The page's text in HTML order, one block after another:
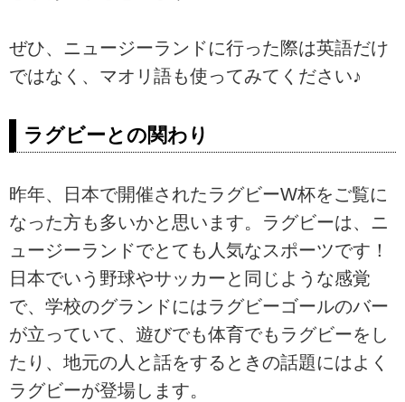
ぜひ、ニュージーランドに行った際は英語だけ
ではなく、マオリ語も使ってみてください♪
ラグビーとの関わり
昨年、日本で開催されたラグビーW杯をご覧に
なった方も多いかと思います。ラグビーは、ニ
ュージーランドでとても人気なスポーツです！
日本でいう野球やサッカーと同じような感覚
で、学校のグランドにはラグビーゴールのバー
が立っていて、遊びでも体育でもラグビーをし
たり、地元の人と話をするときの話題にはよく
ラグビーが登場します。